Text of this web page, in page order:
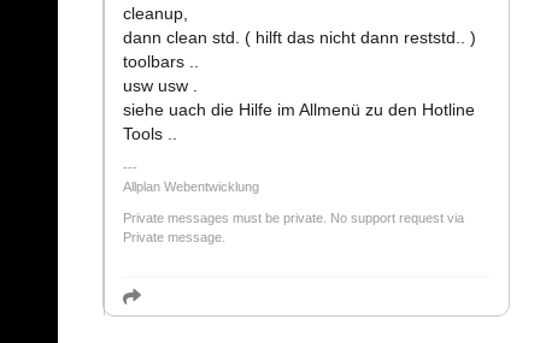
cleanup,
dann clean std. ( hilft das nicht dann reststd.. )
toolbars ..
usw usw .
siehe uach die Hilfe im Allmenü zu den Hotline
Tools ..
Allplan Webentwicklung
Private messages must be private. No support request via
Private message.